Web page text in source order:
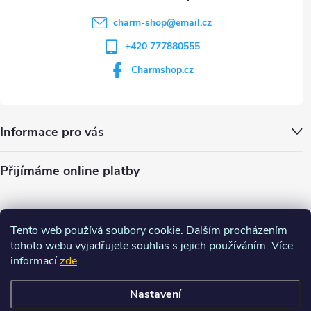
Tento web používá soubory cookie. Dalším procházením
tohoto webu vyjadřujete souhlas s jejich používáním. Více
informacízde
Nastavení
charm-shop@email.cz
+420 777880555
Charmshop.cz
Informace pro vás
Přijímáme online platby